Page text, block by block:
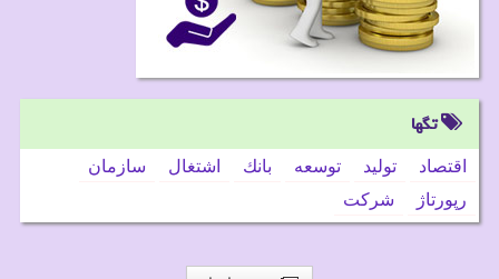
تگها
اقتصاد تولید توسعه بانك اشتغال
سازمان
رپورتاژ
شركت